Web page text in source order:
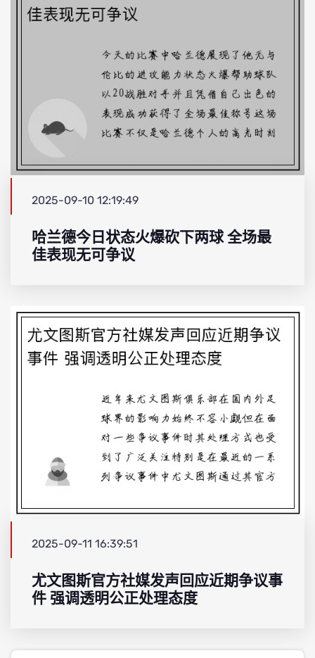
2025-09-10 12:19:49
哈兰德今日状态火爆砍下两球 全场最
佳表现无可争议
2025-09-11 16:39:51
尤文图斯官方社媒发声回应近期争议事
件 强调透明公正处理态度